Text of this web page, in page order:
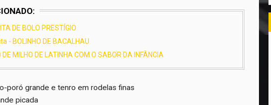
DE BOLO PRESTÍGIO
- BOLINHO DE BACALHAU
DE MILHO DE LATINHA COM O SABOR DA INFÂNCIA
poró grande e tenro em rodelas finas
picada